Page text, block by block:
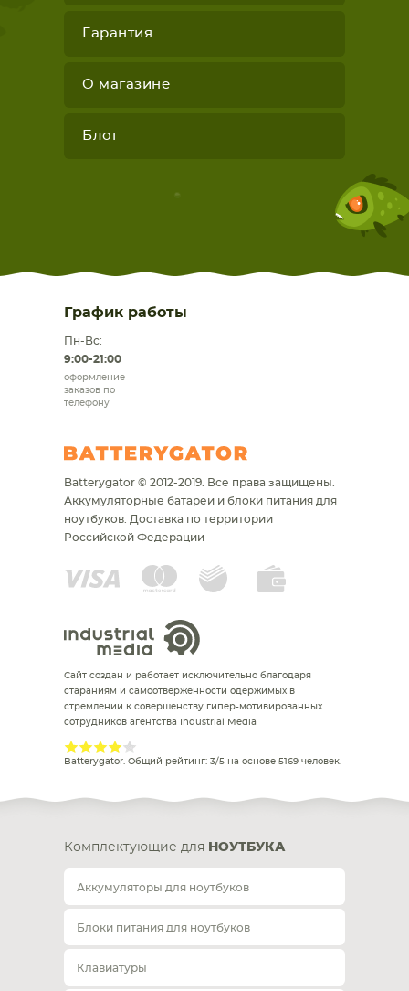
Гарантия
О магазине
Блог
График работы
Пн-Вс:
9:00-21:00
оформление
заказов по
телефону
Batterygator © 2012-2019. Все права защищены.
Аккумуляторные батареи и блоки питания для
ноутбуков. Доставка по территории
Российской Федерации
Сайт создан и работает исключительно благодаря
стараниям и самоотверженности одержимых в
стремлении к совершенству гипер-мотивированных
сотрудников агентства Industrial Media
Batterygator. Общий рейтинг: 3/5 на основе 5169 человек.
Комплектующие для НОУТБУКА
Аккумуляторы для ноутбуков
Блоки питания для ноутбуков
Клавиатуры